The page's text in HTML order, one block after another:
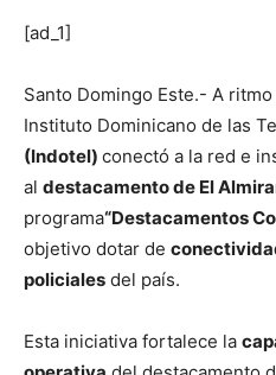
[ad_1]
Santo Domingo Este.- A
Instituto Dominicano de las
(Indotel) conectó a la red e
al destacamento de El
programa“Destacamentos
objetivo dotar de
policiales del país.
Esta iniciativa fortalece la